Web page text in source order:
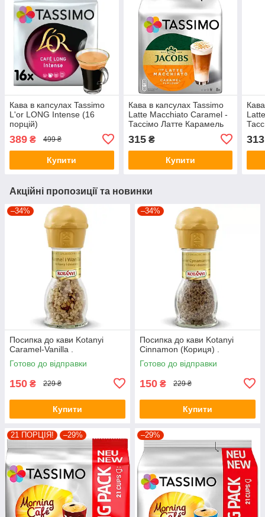
Кава в капсулах Tassimo
L'or LONG Intense (16
порцій)
389 ₴ 499 ₴
Купити
Кава в капсулах Tassimo
Latte Macchiato Caramel -
Тассімо Латте Карамель
315₴
Купити
313
Акційні пропозиції та новинки
–34%
Посипка до кави Kotanyi
Caramel-Vanilla .
Готово до відправки
150 ₴ 229 ₴
Купити
–34%
Посипка до кави Kotanyi
Cinnamon (Кориця) .
Готово до відправки
150 ₴ 229 ₴
Купити
21 ПОРЦІЯ! –29% –29%